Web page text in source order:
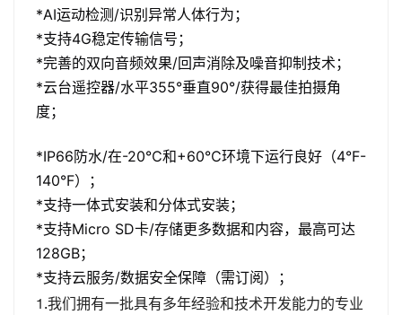
*AI运动检测/识别异常人体行为；
*支持4G稳定传输信号；
*完善的双向音频效果/回声消除及噪音抑制技术；
*云台遥控器/水平355°垂直90°/获得最佳拍摄角
度；
*IP66防水/在-20℃和+60℃环境下运行良好（4°F-
140°F）；
*支持一体式安装和分体式安装；
*支持Micro SD卡/存储更多数据和内容，最高可达
128GB；
*支持云服务/数据安全保障（需订阅）；
1.我们拥有一批具有多年经验和技术开发能力的专业